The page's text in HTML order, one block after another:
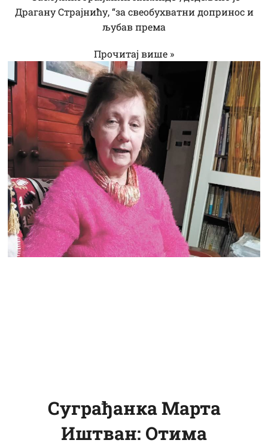
Драгану Страјнићу, “за свеобухватни допринос и
љубав према
Прочитај више »
Суграђанка Марта
Иштван: Отима